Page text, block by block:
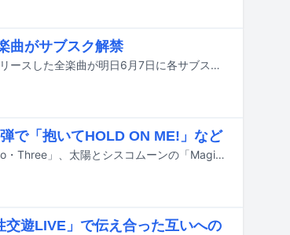
曲がサブスク解禁
太陽とシスコムーンおよびM-line Musicアーティストがリリースした全楽曲が明日6月7日に各サブスクリプションサービスにて配信される。
で「抱いてHOLD ON ME!」など
モーニング娘。の「抱いてHOLD ON ME!」と「One・Two・Three」、太陽とシスコムーンの「Magic of Love」の7inchアナログ盤が7月24日にリリースされる。
遊LIVE」で伝え合った互いへの